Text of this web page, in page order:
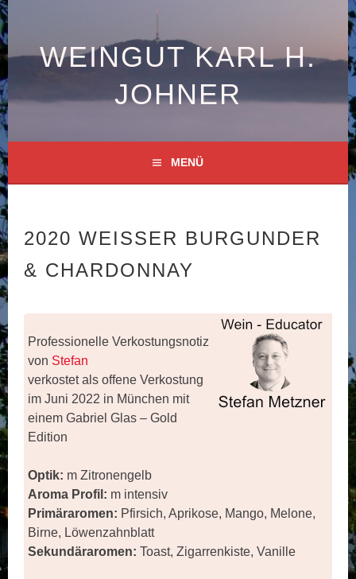
Springe
zum
Inhalt WEINGUT KARL H.
JOHNER
MENÜ
2020 WEISSER BURGUNDER &
CHARDONNAY
Professionelle Verkostungsnotiz
von Stefan
verkostet als offene Verkostung
im Juni 2022 in München mit
einem Gabriel Glas – Gold
Edition
Optik: m Zitronengelb
Aroma Profil: m intensiv
Primäraromen: Pfirsich, Aprikose, Mango, Melone,
Birne, Löwenzahnblatt
Sekundäraromen: Toast, Zigarrenkiste, Vanille